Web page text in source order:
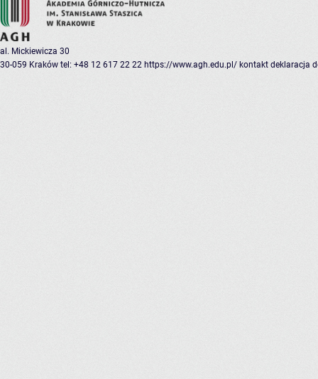
al. Mickiewicza 30
30-059 Kraków tel: +48 12 617 22 22 https://www.agh.edu.pl/ kontakt deklaracja